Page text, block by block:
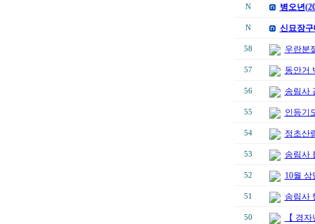
N 병오년
N 신묘장
58 우란분
57 동안거
56 송림사
55 인등기
54 정초산
53 송림사
52 10월 상
51 송림사
50 【 경